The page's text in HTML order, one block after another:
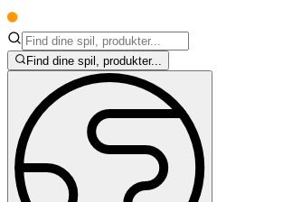
Find dine spil, produkter...